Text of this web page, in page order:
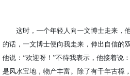
这时，一个年轻人向一文博士走来，
的话， 一文博士便向我走来，伸出自信的
他说： “欢迎呀！”不待我表示，他接着说
是风水宝地， 物产丰富。 除了有千年古樟